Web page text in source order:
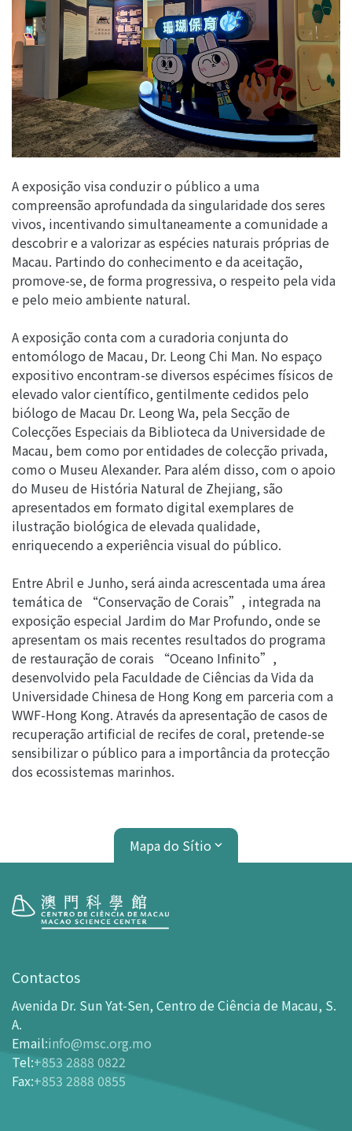
A exposição visa conduzir o público a uma
compreensão aprofundada da singularidade dos seres
vivos, incentivando simultaneamente a comunidade a
descobrir e a valorizar as espécies naturais próprias de
Macau. Partindo do conhecimento e da aceitação,
promove-se, de forma progressiva, o respeito pela vida
e pelo meio ambiente natural.
A exposição conta com a curadoria conjunta do
entomólogo de Macau, Dr. Leong Chi Man. No espaço
expositivo encontram-se diversos espécimes físicos de
elevado valor científico, gentilmente cedidos pelo
biólogo de Macau Dr. Leong Wa, pela Secção de
Colecções Especiais da Biblioteca da Universidade de
Macau, bem como por entidades de colecção privada,
como o Museu Alexander. Para além disso, com o apoio
do Museu de História Natural de Zhejiang, são
apresentados em formato digital exemplares de
ilustração biológica de elevada qualidade,
enriquecendo a experiência visual do público.
Entre Abril e Junho, será ainda acrescentada uma área
temática de “Conservação de Corais”, integrada na
exposição especial Jardim do Mar Profundo, onde se
apresentam os mais recentes resultados do programa
de restauração de corais “Oceano Infinito”,
desenvolvido pela Faculdade de Ciências da Vida da
Universidade Chinesa de Hong Kong em parceria com a
WWF-Hong Kong. Através da apresentação de casos de
recuperação artificial de recifes de coral, pretende-se
sensibilizar o público para a importância da protecção
dos ecossistemas marinhos.
Mapa do Sítio
Horário de Funcionamento
Como chegar ao MSC
Bilheteira
- Comprar Ingressos On-line
- Ingressos e Tabela de Descontos
Contactos
Avenida Dr. Sun Yat-Sen, Centro de Ciência de Macau, S.
A.
Email:info@msc.org.mo
Tel:+853 2888 0822
Fax:+853 2888 0855